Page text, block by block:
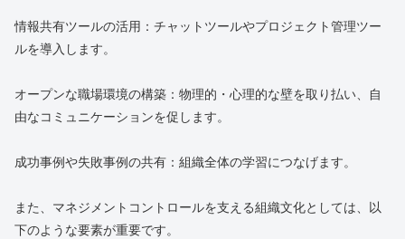
情報共有ツールの活用：チャットツールやプロジェクト管理ツー
ルを導入します。
オープンな職場環境の構築：物理的・心理的な壁を取り払い、自
由なコミュニケーションを促します。
成功事例や失敗事例の共有：組織全体の学習につなげます。
また、マネジメントコントロールを支える組織文化としては、以
下のような要素が重要です。